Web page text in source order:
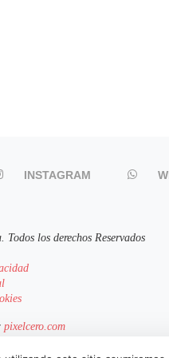
INSTAGRAM
los derechos Reservados
pixelcero.com